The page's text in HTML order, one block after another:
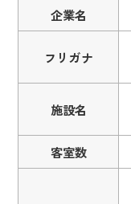
企業名
フリガナ
施設名
客室数